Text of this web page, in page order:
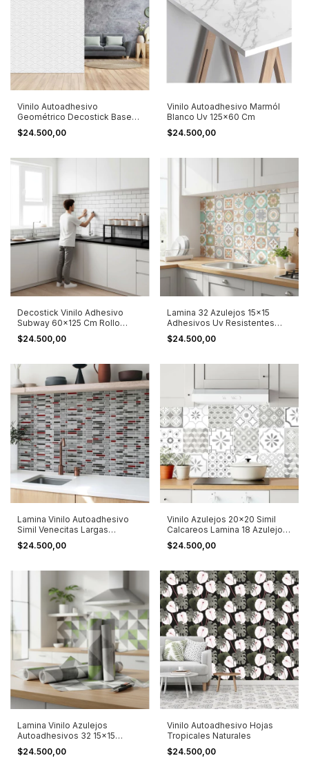
Vinilo Autoadhesivo
Geométrico Decostick Base
Blanca
$24.500,00
Vinilo Autoadhesivo Marmól
Blanco Uv 125x60 Cm
$24.500,00
Decostick Vinilo Adhesivo
Subway 60x125 Cm Rollo
Decorativo Blanco
$24.500,00
Lamina 32 Azulejos 15x15
Adhesivos Uv Resistentes
Marrón
$24.500,00
Lamina Vinilo Autoadhesivo
Simil Venecitas Largas
1,25x0,60
$24.500,00
Vinilo Azulejos 20x20 Simil
Calcareos Lamina 18 Azulejos
Grises
$24.500,00
Lamina Vinilo Azulejos
Autoadhesivos 32 15x15
Diagonal
$24.500,00
Vinilo Autoadhesivo Hojas
Tropicales Naturales
$24.500,00